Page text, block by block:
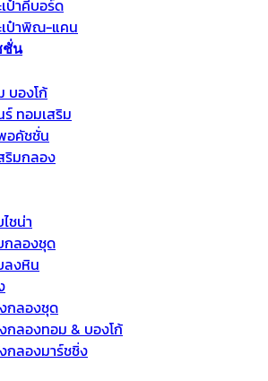
ป๋าคีบอร์ด
เป๋าพิณ-แคน
ชั่น
บองโก้
ทอมเสริม
อคัชชั่น
ริมกลอง
ชน่า
กลองชุด
ลงหิน
กลองชุด
กลองทอม & บองโก้
กลองมาร์ชชิ่ง